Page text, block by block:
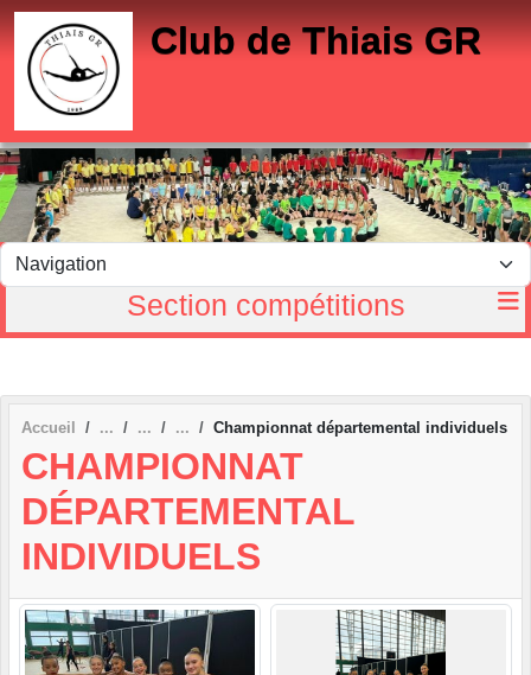
Club de Thiais GR
Section compétitions
Accueil Championnat départemental individuels
CHAMPIONNAT
DÉPARTEMENTAL
INDIVIDUELS
Panneau de gestion des cookies